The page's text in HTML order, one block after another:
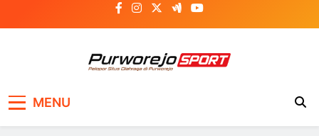
to
MENU